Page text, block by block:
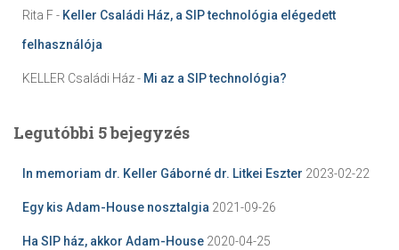
Rita F- Keller Családi Ház, a SIP technológia elégedett
felhasználója
KELLER Családi Ház- Mi az a SIP technológia?
Legutóbbi 5 bejegyzés
In memoriam dr. Keller Gáborné dr. Litkei Eszter 2023-02-22
Egy kis Adam-House nosztalgia 2021-09-26
Ha SIP ház, akkor Adam-House 2020-04-25